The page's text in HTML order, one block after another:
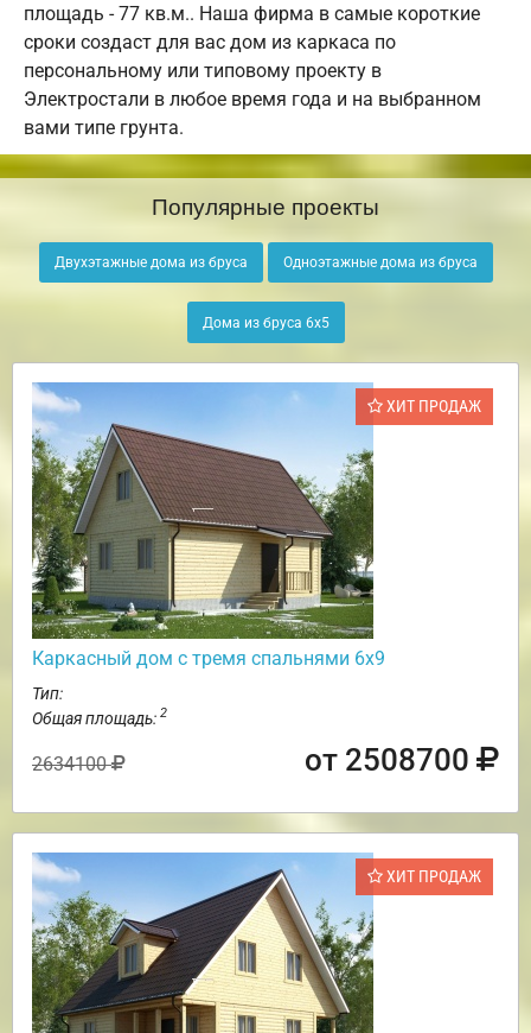
площадь - 77 кв.м.. Наша фирма в самые короткие
сроки создаст для вас дом из каркаса по
персональному или типовому проекту в
Электростали в любое время года и на выбранном
вами типе грунта.
Популярные проекты
Двухэтажные дома из бруса Одноэтажные дома из бруса
Дома из бруса 6х5
ХИТ ПРОДАЖ
Каркасный дом с тремя спальнями 6х9
Тип:
Общая площадь: 2
2634100 от 2508700
ХИТ ПРОДАЖ